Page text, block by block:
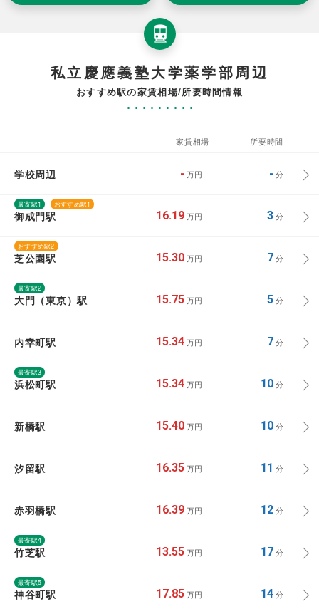
私立慶應義塾大学薬学部周辺
おすすめ駅の家賃相場/所要時間情報
家賃相場 所要時間
学校周辺 - 万円 - 分
最寄駅1 おすすめ駅1
御成門駅 16.19 万円 3分
おすすめ駅2
芝公園駅 15.30 万円 7分
最寄駅2
大門（東京）駅 15.75 万円 5分
内幸町駅 15.34 万円 7分
最寄駅3
浜松町駅 15.34 万円 10分
新橋駅 15.40 万円 10分
汐留駅 16.35 万円 11 分
赤羽橋駅 16.39 万円 12分
最寄駅4
竹芝駅 13.55 万円 17分
最寄駅5
神谷町駅 17.85 万円 14分